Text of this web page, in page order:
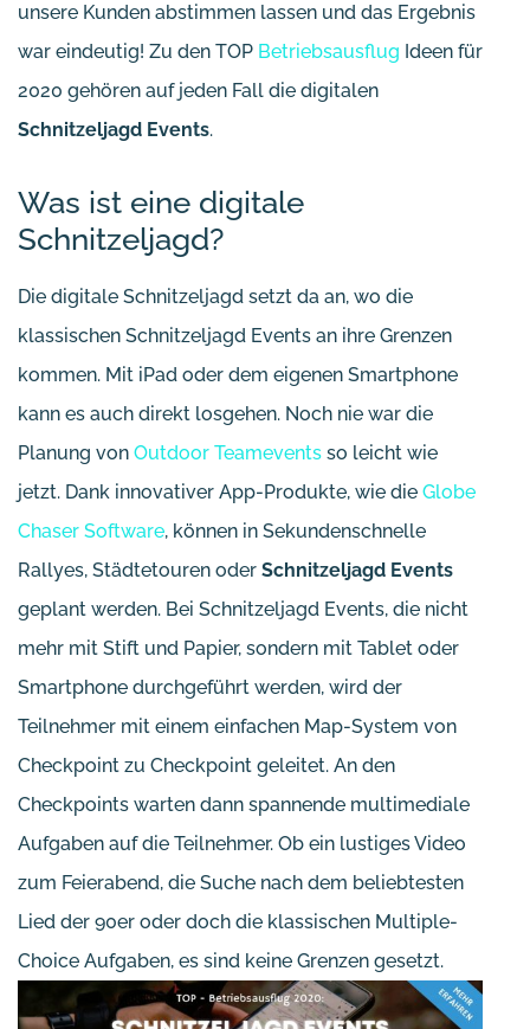
unsere Kunden abstimmen lassen und das Ergebnis
war eindeutig! Zu den TOP Betriebsausflug Ideen für
2020 gehören auf jeden Fall die digitalen
Schnitzeljagd Events.
Was ist eine digitale
Schnitzeljagd?
Die digitale Schnitzeljagd setzt da an, wo die
klassischen Schnitzeljagd Events an ihre Grenzen
kommen. Mit iPad oder dem eigenen Smartphone
kann es auch direkt losgehen. Noch nie war die
Planung von Outdoor Teamevents so leicht wie
jetzt. Dank innovativer App-Produkte, wie die Globe
Chaser Software, können in Sekundenschnelle
Rallyes, Städtetouren oder Schnitzeljagd Events
geplant werden. Bei Schnitzeljagd Events, die nicht
mehr mit Stift und Papier, sondern mit Tablet oder
Smartphone durchgeführt werden, wird der
Teilnehmer mit einem einfachen Map-System von
Checkpoint zu Checkpoint geleitet. An den
Checkpoints warten dann spannende multimediale
Aufgaben auf die Teilnehmer. Ob ein lustiges Video
zum Feierabend, die Suche nach dem beliebtesten
Lied der 90er oder doch die klassischen Multiple-
Choice Aufgaben, es sind keine Grenzen gesetzt.